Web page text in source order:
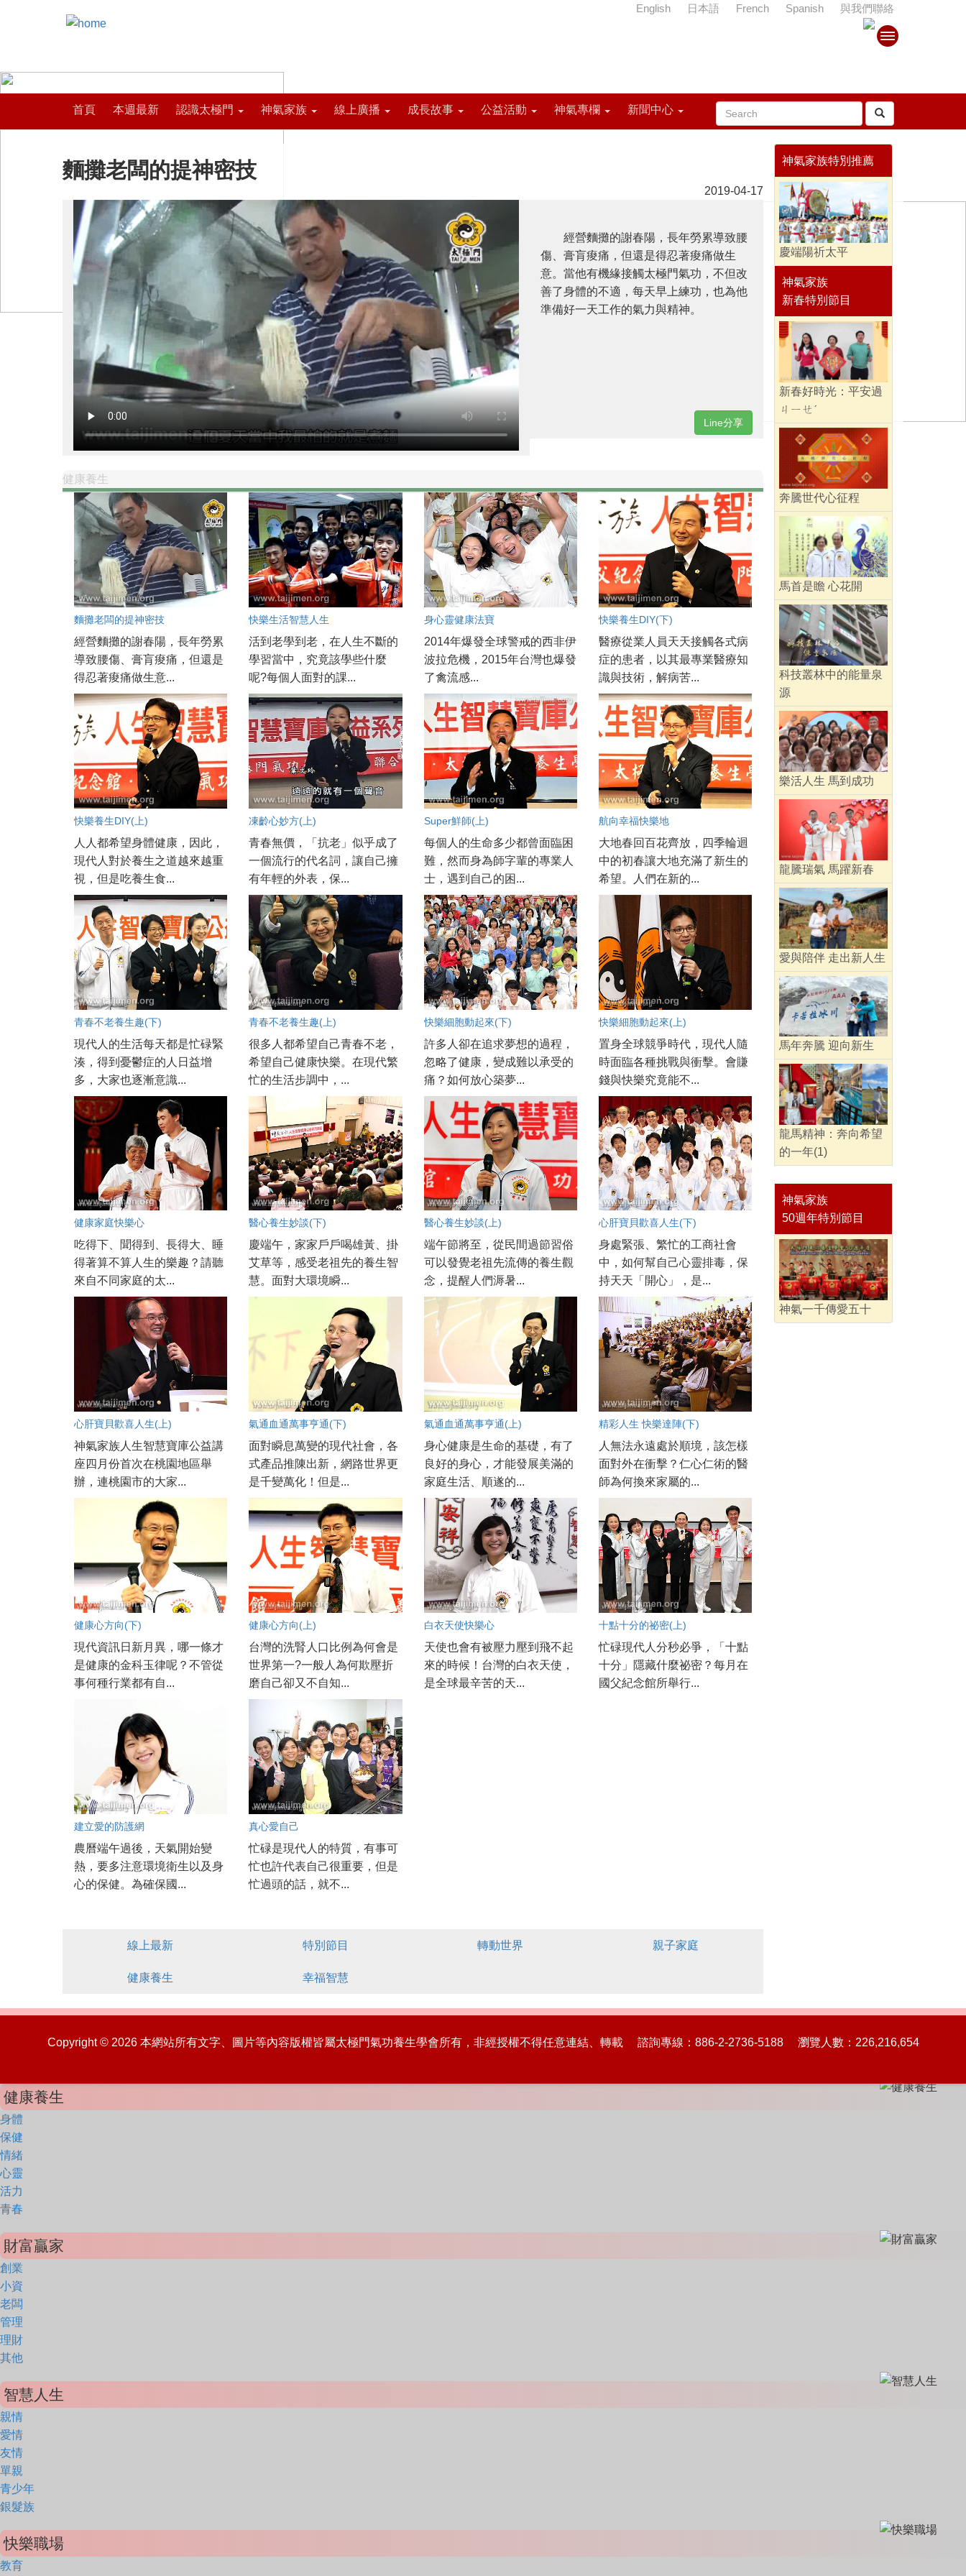
首頁 本週最新 認識太極門 神氣家族 線上廣播 成長故事 公益活動 神氣專欄 新聞中心
English 日本語 French Spanish 與我們聯絡
麵攤老闆的提神密技
2019-04-17
經營麵攤的謝春陽，長年勞累導致腰
傷、膏肓痠痛，但還是得忍著痠痛做生
意。當他有機緣接觸太極門氣功，不但改
善了身體的不適，每天早上練功，也為他
準備好一天工作的氣力與精神。
Line分享
健康養生
麵攤老闆的提神密技
經營麵攤的謝春陽，長年勞累
導致腰傷、膏肓痠痛，但還是
得忍著痠痛做生意...
快樂生活智慧人生
活到老學到老，在人生不斷的
學習當中，究竟該學些什麼
呢?每個人面對的課...
身心靈健康法寶
2014年爆發全球警戒的西非伊
波拉危機，2015年台灣也爆發
了禽流感...
快樂養生DIY(下)
醫療從業人員天天接觸各式病
症的患者，以其最專業醫療知
識與技術，解病苦...
快樂養生DIY(上)
人人都希望身體健康，因此，
現代人對於養生之道越來越重
視，但是吃養生食...
凍齡心妙方(上)
青春無價，「抗老」似乎成了
一個流行的代名詞，讓自己擁
有年輕的外表，保...
Super鮮師(上)
每個人的生命多少都曾面臨困
難，然而身為師字輩的專業人
士，遇到自己的困...
航向幸福快樂地
大地春回百花齊放，四季輪迴
中的初春讓大地充滿了新生的
希望。人們在新的...
青春不老養生趣(下)
現代人的生活每天都是忙碌緊
湊，得到憂鬱症的人日益增
多，大家也逐漸意識...
青春不老養生趣(上)
很多人都希望自己青春不老，
希望自己健康快樂。在現代繁
忙的生活步調中，...
快樂細胞動起來(下)
許多人卻在追求夢想的過程，
忽略了健康，變成難以承受的
痛？如何放心築夢...
快樂細胞動起來(上)
置身全球競爭時代，現代人隨
時面臨各種挑戰與衝擊。會賺
錢與快樂究竟能不...
健康家庭快樂心
吃得下、聞得到、長得大、睡
得著算不算人生的樂趣？請聽
來自不同家庭的太...
醫心養生妙談(下)
慶端午，家家戶戶喝雄黃、掛
艾草等，感受老祖先的養生智
慧。面對大環境瞬...
醫心養生妙談(上)
端午節將至，從民間過節習俗
可以發覺老祖先流傳的養生觀
念，提醒人們溽暑...
心肝寶貝歡喜人生(下)
身處緊張、繁忙的工商社會
中，如何幫自己心靈排毒，保
持天天「開心」，是...
心肝寶貝歡喜人生(上)
神氣家族人生智慧寶庫公益講
座四月份首次在桃園地區舉
辦，連桃園市的大家...
氣通血通萬事亨通(下)
面對瞬息萬變的現代社會，各
式產品推陳出新，網路世界更
是千變萬化！但是...
氣通血通萬事亨通(上)
身心健康是生命的基礎，有了
良好的身心，才能發展美滿的
家庭生活、順遂的...
精彩人生 快樂達陣(下)
人無法永遠處於順境，該怎樣
面對外在衝擊？仁心仁術的醫
師為何換來家屬的...
健康心方向(下)
現代資訊日新月異，哪一條才
是健康的金科玉律呢？不管從
事何種行業都有自...
健康心方向(上)
台灣的洗腎人口比例為何會是
世界第一?一般人為何欺壓折
磨自己卻又不自知...
白衣天使快樂心
天使也會有被壓力壓到飛不起
來的時候！台灣的白衣天使，
是全球最辛苦的天...
十點十分的祕密(上)
忙碌現代人分秒必爭，「十點
十分」隱藏什麼祕密？每月在
國父紀念館所舉行...
建立愛的防護網
農曆端午過後，天氣開始變
熱，要多注意環境衛生以及身
心的保健。為確保國...
真心愛自己
忙碌是現代人的特質，有事可
忙也許代表自己很重要，但是
忙過頭的話，就不...
線上最新 特別節目 轉動世界 親子家庭
健康養生 幸福智慧
神氣家族特別推薦
慶端陽祈太平
神氣家族
新春特別節目
新春好時光：平安過
ㄐㄧㄝˊ
奔騰世代心征程
馬首是瞻 心花開
科技叢林中的能量泉
源
樂活人生 馬到成功
龍騰瑞氣 馬躍新春
愛與陪伴 走出新人生
馬年奔騰 迎向新生
龍馬精神：奔向希望
的一年(1)
神氣家族
50週年特別節目
神氣一千傳愛五十
Copyright © 2026 本網站所有文字、圖片等內容版權皆屬太極門氣功養生學會所有，非經授權不得任意連結、轉載 諮詢專線：886-2-2736-5188 瀏覽人數：226,216,654
健康養生
身體
保健
情緒
心靈
活力
青春
財富贏家
創業
小資
老闆
管理
理財
其他
智慧人生
親情
愛情
友情
單親
青少年
銀髮族
快樂職場
教育